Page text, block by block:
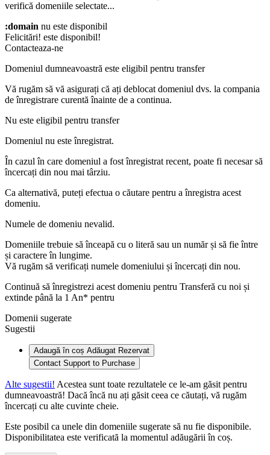
verifică domeniile selectate...
:domain nu este disponibil
Felicitări! este disponibil!
Contacteaza-ne
Domeniul dumneavoastră este eligibil pentru transfer
Vă rugăm să vă asigurați că ați deblocat domeniul dvs. la compania
de înregistrare curentă înainte de a continua.
Nu este eligibil pentru transfer
Domeniul nu este înregistrat.
În cazul în care domeniul a fost înregistrat recent, poate fi necesar să
încercați din nou mai târziu.
Ca alternativă, puteți efectua o căutare pentru a înregistra acest
domeniu.
Numele de domeniu nevalid.
Domeniile trebuie să înceapă cu o literă sau un numărși să fie între
și caractere în lungime.
Vă rugăm să verificați numele domeniului și încercați din nou.
Continuă să înregistrezi acest domeniu pentru Transferă cu noi și
extinde până la 1 An* pentru
Domenii sugerate
Sugestii
Adaugă în coș Adăugat Rezervat
Contact Support to Purchase
Alte sugestii! Acestea sunt toate rezultatele ce le-am găsit pentru
dumneavoastră! Dacă încă nu ați găsit ceea ce căutați, vă rugăm
încercați cu alte cuvinte cheie.
Este posibil ca unele din domeniile sugerate să nu fie disponibile.
Disponibilitatea este verificată la momentul adăugării în coș.